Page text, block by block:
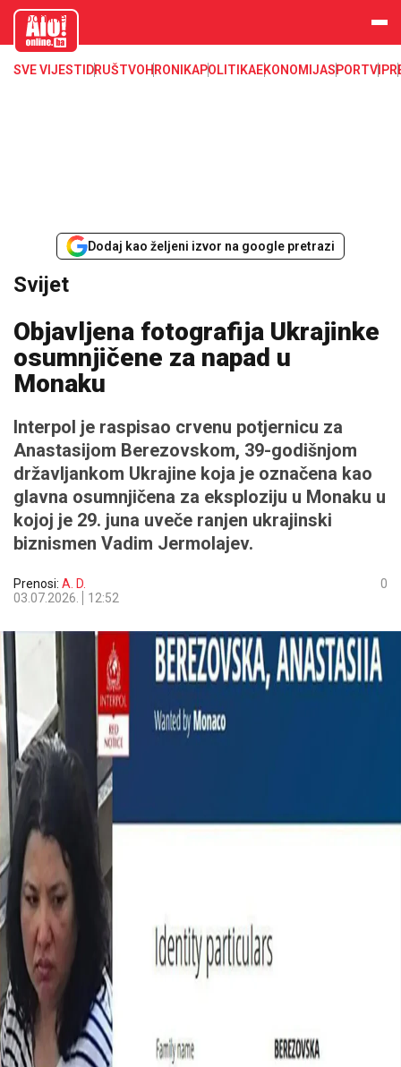
aloonline.b
SVE VIJESTI DRUŠTVOHRONIKAPOLITIKAEKONOMIJASPORTVIP
Dodaj kao željeni izvor na google pretrazi
Svijet
Objavljena fotografija Ukrajinke
osumnjičene za napad u
Monaku
Interpol je raspisao crvenu potjernicu za
Anastasijom Berezovskom, 39-godišnjom
državljankom Ukrajine koja je označena kao
glavna osumnjičena za eksploziju u Monaku u
kojoj je 29. juna uveče ranjen ukrajinski
biznismen Vadim Jermolajev.
Prenosi: A. D.
03.07.2026.
12:52
0